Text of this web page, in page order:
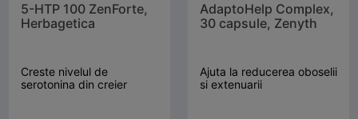
5-HTP 100 ZenForte,
Herbagetica
Creste nivelul de
serotonina din creier
AdaptoHelp Complex,
30 capsule, Zenyth
Ajuta la reducerea oboselii
si extenuarii